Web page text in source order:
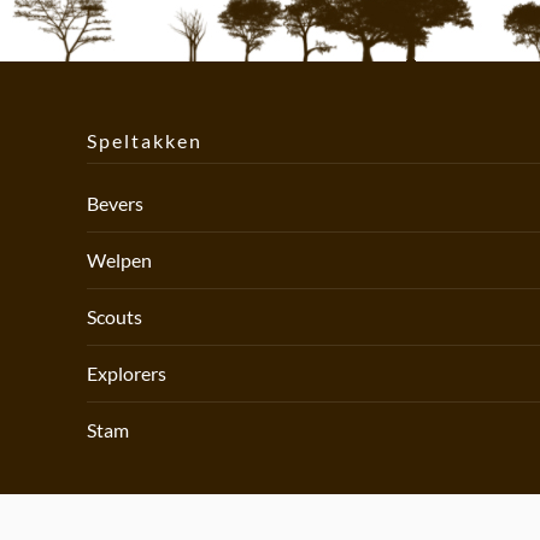
Speltakken
Bevers
Welpen
Scouts
Explorers
Stam